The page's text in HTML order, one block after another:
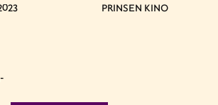
PRINSEN KINO